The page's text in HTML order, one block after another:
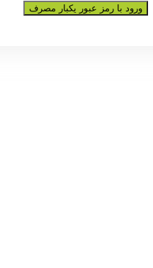
ورود با رمز عبور یکبار مصرف